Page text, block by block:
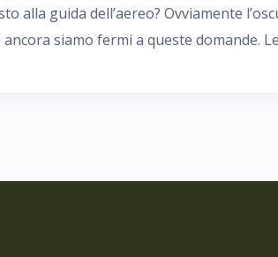
alla guida dell’aereo? Ovviamente
siamo fermi a queste domande.